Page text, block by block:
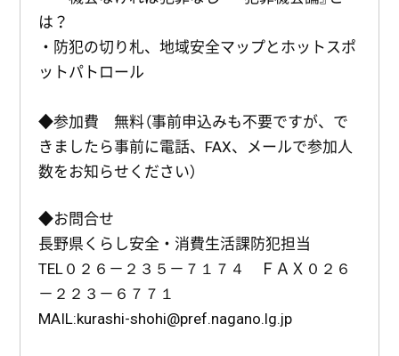
は？
・防犯の切り札、地域安全マップとホットスポ
ットパトロール
◆参加費 無料（事前申込みも不要ですが、で
きましたら事前に電話、FAX、メールで参加人
数をお知らせください）
◆お問合せ
長野県くらし安全・消費生活課防犯担当
TEL０２６－２３５－７１７４ ＦＡＸ０２６
－２２３－６７７１
MAIL:kurashi-shohi@pref.nagano.lg.jp